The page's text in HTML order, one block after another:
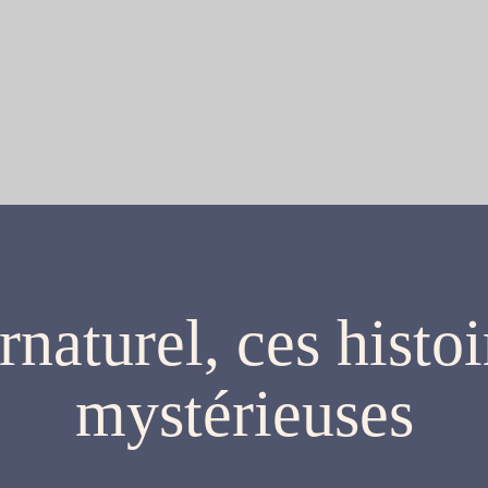
ces
mystérieuses